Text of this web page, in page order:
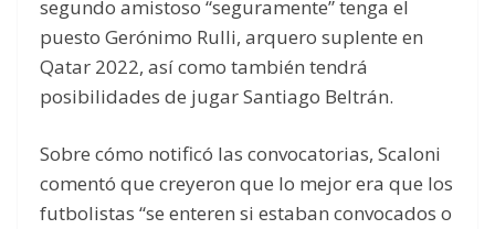
segundo amistoso “seguramente” tenga el
puesto Gerónimo Rulli, arquero suplente en
Qatar 2022, así como también tendrá
posibilidades de jugar Santiago Beltrán.
Sobre cómo notificó las convocatorias, Scaloni
comentó que creyeron que lo mejor era que los
futbolistas “se enteren si estaban convocados o